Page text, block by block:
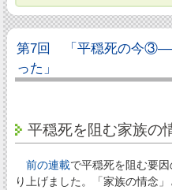
第7回 「平穏死の今
った」
平穏死を阻む家族の
前の連載で平穏死を阻む要
り上げました。「家族の情念